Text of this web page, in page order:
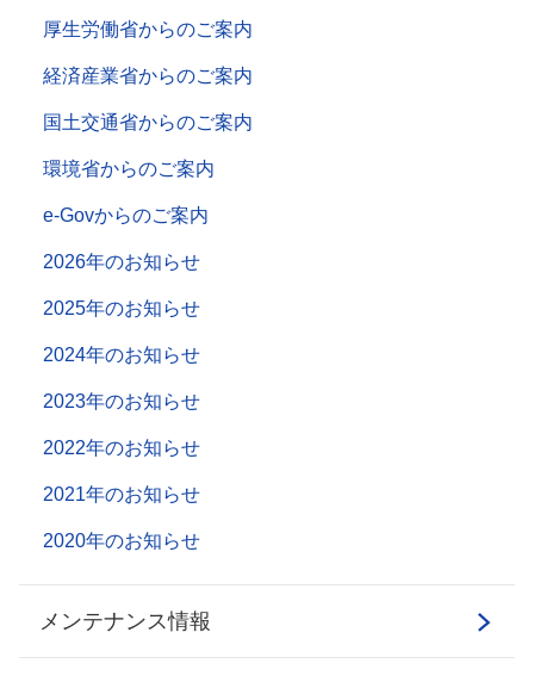
厚生労働省からのご案内
経済産業省からのご案内
国土交通省からのご案内
環境省からのご案内
e-Govからのご案内
2026年のお知らせ
2025年のお知らせ
2024年のお知らせ
2023年のお知らせ
2022年のお知らせ
2021年のお知らせ
2020年のお知らせ
メンテナンス情報